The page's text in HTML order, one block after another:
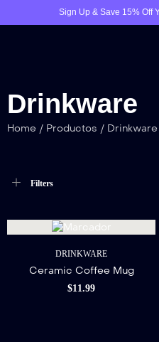
Sign Up & Save 15% Off
Drinkware
Home / Productos / Drinkware
Filters
DRINKWARE
Ceramic Coffee Mug
$11.99